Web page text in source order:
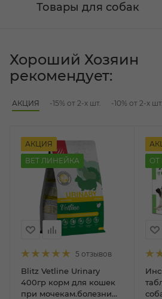
Товары для собак
Хороший Хозяин
рекомендует:
АКЦИЯ -15% от 2-х шт. -10% от 2-х шт.
АКЦИЯ
ВЕТ ЛИНЕЙКА
5 отзывов
Blitz Vetline Urinary
400гр корм для кошек
при мочекам.болезни
ОТ